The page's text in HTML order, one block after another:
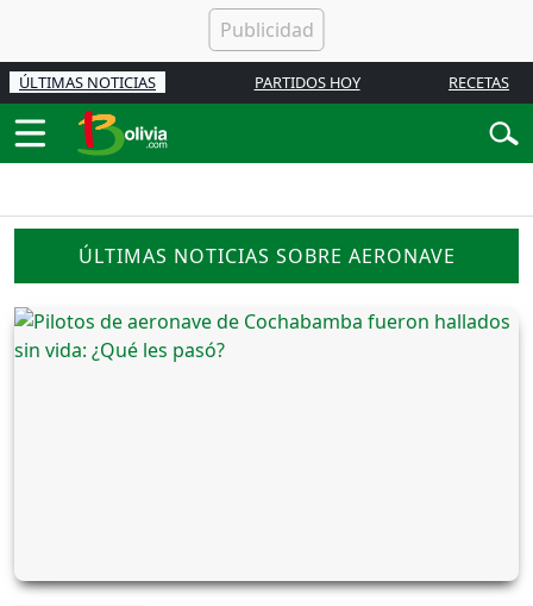
ÚLTIMAS NOTICIAS PARTIDOS HOY RECETAS
ÚLTIMAS NOTICIAS SOBRE AERONAVE